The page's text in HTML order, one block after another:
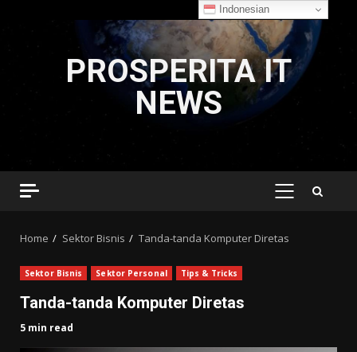
PROSPERITA IT
NEWS
PRIMARY
Home Sektor Bisnis Tanda-tanda Komputer Diretas
Sektor Bisnis Sektor Personal Tips & Tricks
Tanda-tanda Komputer Diretas
5 min read
Indonesian